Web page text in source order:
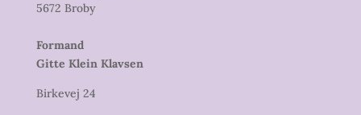
5672 Broby
Formand
Gitte Klein Klavsen
Birkevej 24